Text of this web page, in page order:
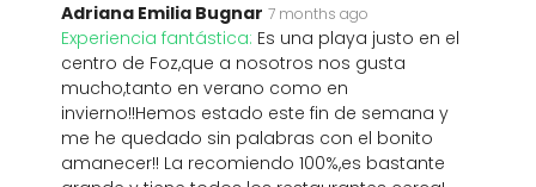
Adriana Emilia Bugnar 7 months ago
Experiencia fantástica: Es una playa justo en el
centro de Foz,que a nosotros nos gusta
mucho,tanto en verano como en
invierno!!Hemos estado este fin de semana y
me he quedado sin palabras con el bonito
amanecer!! La recomiendo 100%,es bastante